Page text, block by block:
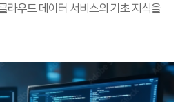
우드 데이터 서비스의 기초 지식을